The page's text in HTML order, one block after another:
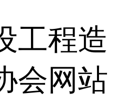
工程造
会网站